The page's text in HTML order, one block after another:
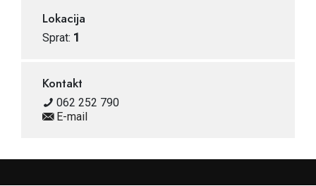
Lokacija
Sprat: 1
Kontakt
062 252 790
E-mail